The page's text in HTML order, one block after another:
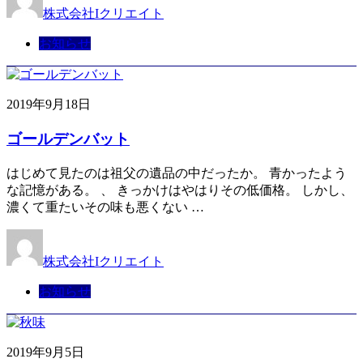
株式会社Iクリエイト
お知らせ
2019年9月18日
ゴールデンバット
はじめて見たのは祖父の遺品の中だったか。 青かったよう
な記憶がある。 、 きっかけはやはりその低価格。 しかし、
濃くて重たいその味も悪くない …
株式会社Iクリエイト
お知らせ
2019年9月5日